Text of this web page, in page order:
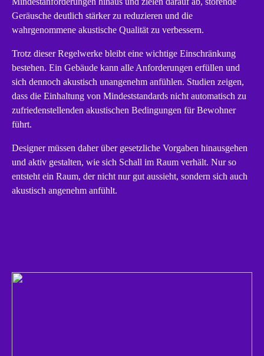
Geräusche deutlich stärker zu reduzieren und die
wahrgenommene akustische Qualität zu verbessern.
Trotz dieser Regelwerke bleibt eine wichtige Einschränkung
bestehen. Ein Gebäude kann alle Anforderungen erfüllen und
sich dennoch akustisch unangenehm anfühlen. Studien zeigen,
dass die Einhaltung von Mindeststandards nicht automatisch zu
zufriedenstellenden akustischen Bedingungen für Bewohner
führt.
Designer müssen daher über gesetzliche Vorgaben hinausgehen
und aktiv gestalten, wie sich Schall im Raum verhält. Nur so
entsteht ein Raum, der nicht nur gut aussieht, sondern sich auch
akustisch angenehm anfühlt.